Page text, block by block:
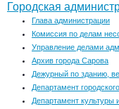
Городская
Глава администрации
Комиссия по делам
Управление делами
Архив города Сарова
Дежурный по зданию,
Департамент
Департамент культуры